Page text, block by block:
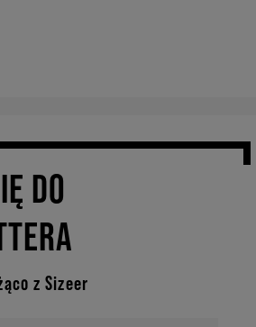
DO
z Sizeer